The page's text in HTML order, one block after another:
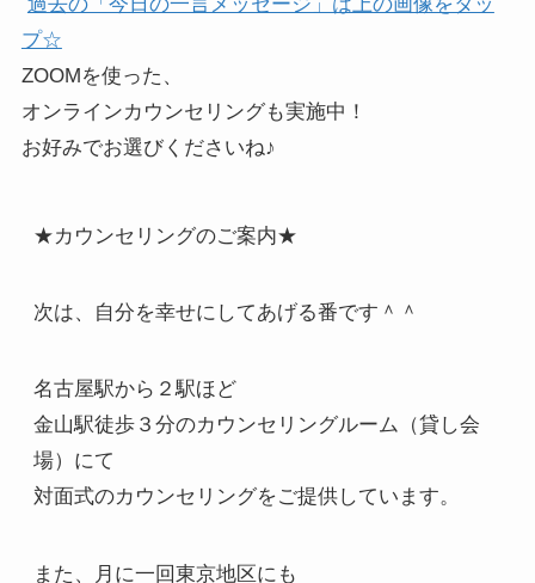
過去の「今日の一言メッセージ」は上の画像をタッ
プ☆
ZOOMを使った、
オンラインカウンセリングも実施中！
お好みでお選びくださいね♪
★カウンセリングのご案内★
次は、自分を幸せにしてあげる番です＾＾
名古屋駅から２駅ほど
金山駅徒歩３分のカウンセリングルーム（貸し会
場）にて
対面式のカウンセリングをご提供しています。
また、月に一回東京地区にも